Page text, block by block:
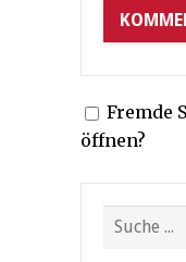
Fremde
öffnen?